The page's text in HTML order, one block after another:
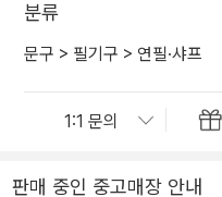
분류
문구 > 필기구 > 연필·샤프
판매 중인 중고매장 안내